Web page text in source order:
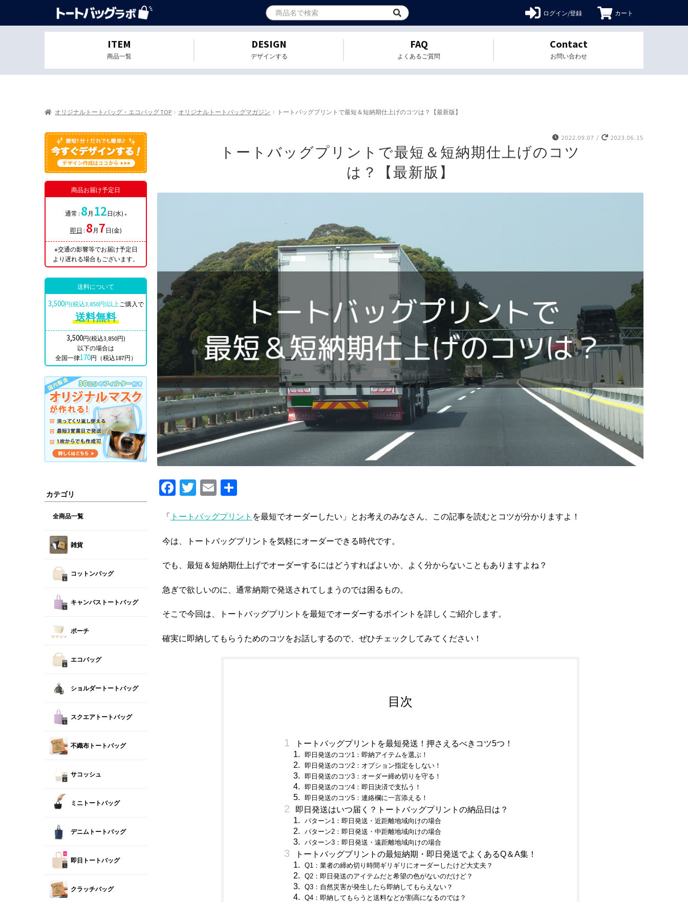
ログイン/登録 カート
ITEM
商品一覧
DESIGN
デザインする
FAQ
よくあるご質問
Contact
お問い合わせ
オリジナルトートバッグ・エコバッグ TOP オリジナルトートバッグマガジン トートバッグプリントで最短＆短納期仕上げのコツは？【最新版】
2022.09.07 / 2023.06.15
トートバッグプリントで最短＆短納期仕上げのコツ
は？【最新版】
Fa
b
o
k
T
tt
er
E
ai
l
ar
e
「 トートバッグプリント を最短でオーダーしたい」とお考えのみなさん、この記事を読むとコツが分かりますよ！
今は、トートバッグプリントを気軽にオーダーできる時代です。
でも、最短＆短納期仕上げでオーダーするにはどうすればよいか、よく分からないこともありますよね？
急ぎで欲しいのに、通常納期で発送されてしまうのでは困るもの。
そこで今回は、トートバッグプリントを最短でオーダーするポイントを詳しくご紹介します。
確実に即納してもらうためのコツをお話しするので、ぜひチェックしてみてください！
目次
トートバッグプリントを最短発送！押さえるべきコツ5つ！
即日発送のコツ1：即納アイテムを選ぶ！
即日発送のコツ2：オプション指定をしない！
即日発送のコツ3：オーダー締め切りを守る！
即日発送のコツ4：即日決済で支払う！
即日発送のコツ5：連絡欄に一言添える！
即日発送はいつ届く？トートバッグプリントの納品日は？
パターン1：即日発送・近距離地域向けの場合
パターン2：即日発送・中距離地域向けの場合
パターン3：即日発送・遠距離地域向けの場合
トートバッグプリントの最短納期・即日発送でよくあるQ＆A集！
Q1：業者の締め切り時間ギリギリにオーダーしたけど大丈夫？
Q2：即日発送のアイテムだと希望の色がないのだけど？
Q3：自然災害が発生したら即納してもらえない？
Q4：即納してもらうと送料などが割高になるのでは？
商品お届け予定日
通常 : 8 月 12 日(水) ※
即日 : 8 月 7 日(金)
※交通の影響等でお届け予定日
より遅れる場合もございます。
送料について
3,500円(税込3,850円)以上ご購入で
送料無料
3,500円(税込3,850円)
以下の場合は
全国一律170円（税込187円）
カテゴリ
全商品一覧
雑貨
コットンバッグ
キャンバストートバッグ
ポーチ
エコバッグ
ショルダートートバッグ
スクエアトートバッグ
不織布トートバッグ
サコッシュ
ミニトートバッグ
デニムトートバッグ
即日トートバッグ
クラッチバッグ